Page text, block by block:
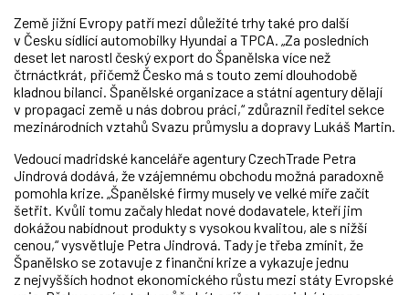
Země jižní Evropy patří mezi důležité trhy také pro další
v Česku sídlící automobilky Hyundai a TPCA. „Za posledních
deset let narostl český export do Španělska více než
čtrnáctkrát, přičemž Česko má s touto zemí dlouhodobě
kladnou bilanci. Španělské organizace a státní agentury dělají
v propagaci země u nás dobrou práci,“ zdůraznil ředitel sekce
mezinárodních vztahů Svazu průmyslu a dopravy Lukáš Martin.
Vedoucí madridské kanceláře agentury CzechTrade Petra
Jindrová dodává, že vzájemnému obchodu možná paradoxně
pomohla krize. „Španělské firmy musely ve velké míře začít
šetřit. Kvůli tomu začaly hledat nové dodavatele, kteří jim
dokážou nabídnout produkty s vysokou kvalitou, ale s nižší
cenou,“ vysvětluje Petra Jindrová. Tady je třeba zmínit, že
Španělsko se zotavuje z finanční krize a vykazuje jednu
z nejvyšších hodnot ekonomického růstu mezi státy Evropské